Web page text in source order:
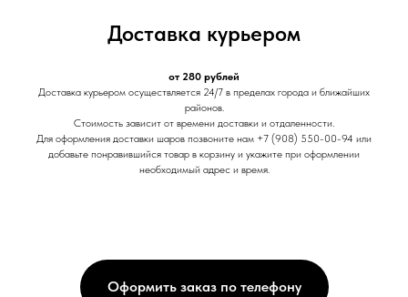
Доставка курьером
от 280 рублей
Доставка курьером осуществляется 24/7 в пределах города и ближайших
районов.
Стоимость зависит от времени доставки и отдаленности.
Для оформления доставки шаров позвоните нам +7 (908) 550-00-94 или
добавьте понравившийся товар в корзину и укажите при оформлении
необходимый адрес и время.
Оформить заказ по телефону